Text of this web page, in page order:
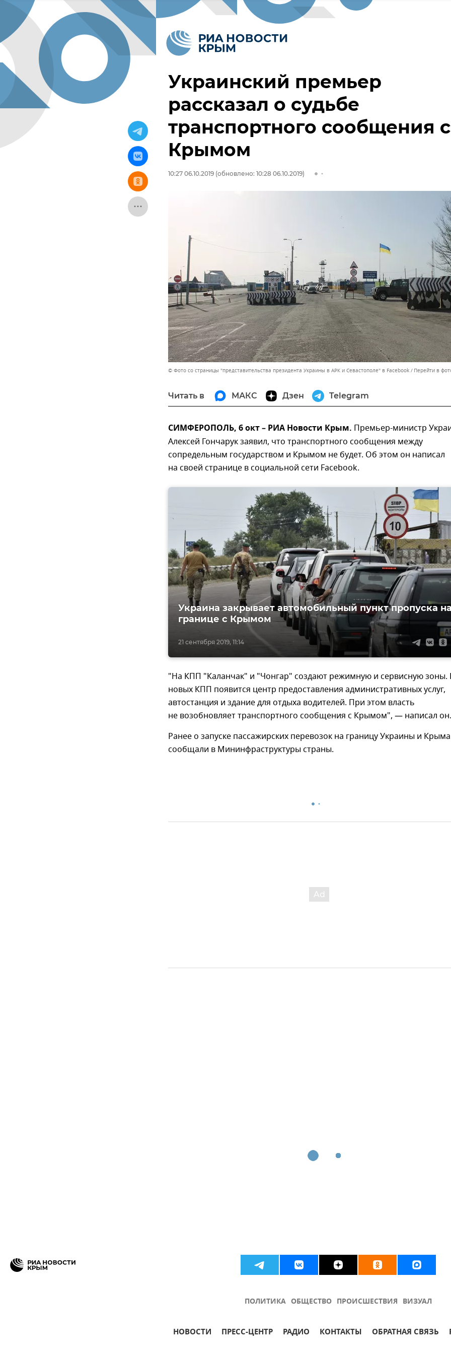
Украинский премьер
рассказал о судьбе
транспортного сообщения с
Крымом
10:27 06.10.2019 (обновлено: 10:28 06.10.2019)
© Фото со страницы "представительства президента Украины в АРК и Севастополе" в Facebook Перейти в
Читать в МАКС Дзен Telegram
СИМФЕРОПОЛЬ, 6 окт – РИА Новости Крым. Премьер-министр
Алексей Гончарук заявил, что транспортного сообщения между
сопредельным государством и Крымом не будет. Об этом он написал
на своей странице в социальной сети Facebook.
21 сентября 2019, 11:14
Украина закрывает автомобильный пункт пропуска
границе с Крымом
"На КПП "Каланчак" и "Чонгар" создают режимную и сервисную зоны.
новых КПП появится центр предоставления административных услуг,
автостанция и здание для отдыха водителей. При этом власть
не возобновляет транспортного сообщения с Крымом", — написал он.
Ранее о запуске пассажирских перевозок на границу Украины и Крыма
сообщали в Мининфраструктуры страны.
ПОЛИТИКА ОБЩЕСТВО ПРОИСШЕСТВИЯ ВИЗУАЛ
НОВОСТИ ПРЕСС-ЦЕНТР РАДИО КОНТАКТЫ ОБРАТНАЯ СВЯЗЬ